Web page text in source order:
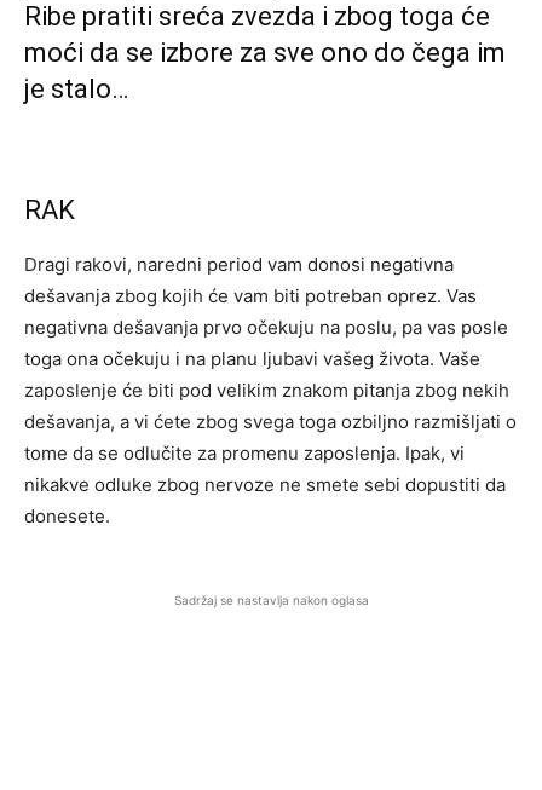
Ribe pratiti sreća zvezda i zbog toga će
moći da se izbore za sve ono do čega im
je stalo…
RAK
Dragi rakovi, naredni period vam donosi negativna
dešavanja zbog kojih će vam biti potreban oprez. Vas
negativna dešavanja prvo očekuju na poslu, pa vas posle
toga ona očekuju i na planu ljubavi vašeg života. Vaše
zaposlenje će biti pod velikim znakom pitanja zbog nekih
dešavanja, a vi ćete zbog svega toga ozbiljno razmišljati o
tome da se odlučite za promenu zaposlenja. Ipak, vi
nikakve odluke zbog nervoze ne smete sebi dopustiti da
donesete.
Sadržaj se nastavlja nakon oglasa